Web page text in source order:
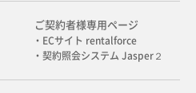
ご契約者様専用ページ
・ECサイト rentalforce
・契約照会システム Jasper２